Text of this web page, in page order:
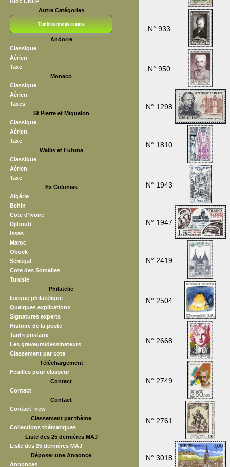
Bloc CNEP
Autre Catégories
Timbres moins connus
Andorre
Classique
Aérien
Taxe
Monaco
Classique
Aérien
Taxes
St Pierre et Miquelon
Classique
Aérien
Taxe
Wallis et Futuna
Classique
Aérien
Taxe
Ex Colonies
Algérie
Behin
Cote d'ivoire
Djibouti
Issas
Maroc
Obock
Sénégal
Cote des Somalies
Tunisie
Philatélie
lexique philatélique
Quelques explications
Signatures experts
Histoire de la poste
Tarifs postaux
Les graveurs/dessinateurs
Classement par cote
Téléchargement
Feuilles pour classeur
Contact
Contact
Contact
Contact_new
Classement par thème
Collections thématiques
Liste des 25 dernières MAJ
Liste des 25 dernières MAJ
Déposer une Annonce
Annonces
N° 933
N° 950
N° 1298
N° 1810
N° 1943
N° 1947
N° 2419
N° 2504
N° 2668
N° 2749
N° 2761
N° 3018